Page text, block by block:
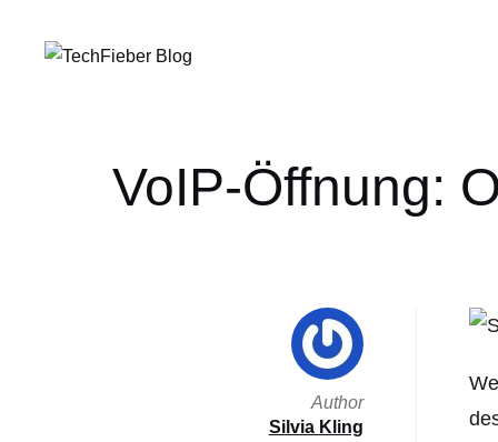
VoIP-Öffnung:
Author
Silvia Kling